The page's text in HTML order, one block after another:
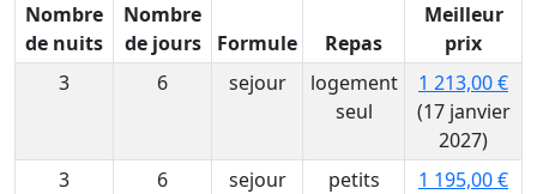
Nombre
de nuits
Nombre
de jours
Formule Repas
Meilleur
prix
3
6 sejour
logement
seul
1 213,00 €
(17 janvier
2027)
3
6 sejour
petits
1 195,00 €